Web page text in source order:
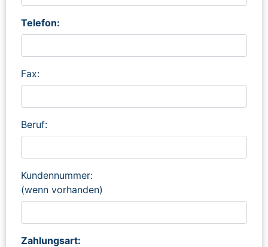
Telefon:
Fax:
Beruf:
Kundennummer:
(wenn vorhanden)
Zahlungsart: